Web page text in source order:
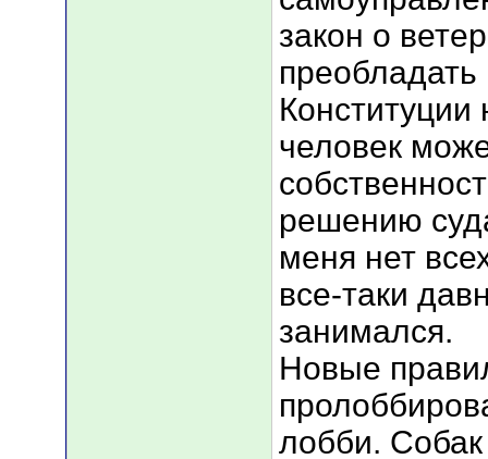
закон о
Конституции
человек
решению
меня нет
все-таки
занимался.
Новые
лобби. Собак